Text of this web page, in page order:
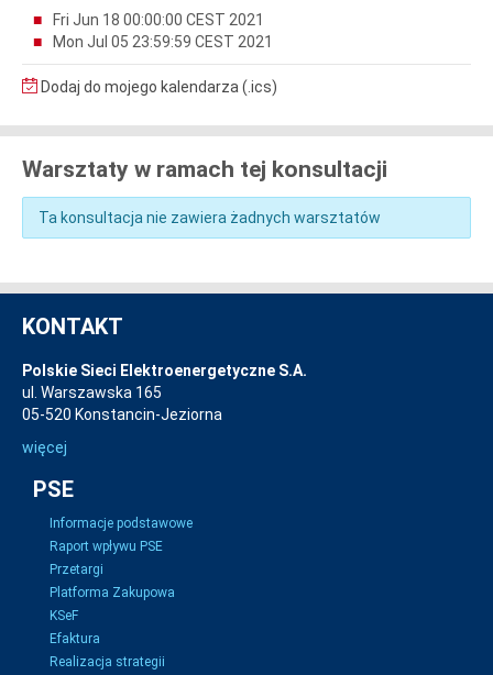
Fri Jun 18 00:00:00 CEST 2021
Mon Jul 05 23:59:59 CEST 2021
Dodaj do mojego kalendarza (.ics)
Warsztaty w ramach tej konsultacji
Ta konsultacja nie zawiera żadnych warsztatów
KONTAKT
Polskie Sieci Elektroenergetyczne S.A.
ul. Warszawska 165
05-520 Konstancin-Jeziorna
więcej
PSE
Informacje podstawowe
Raport wpływu PSE
Przetargi
Platforma Zakupowa
KSeF
Efaktura
Realizacja strategii